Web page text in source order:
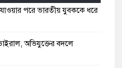
যাওয়ার পরে ভারতীয় যুবককে ধরে
অভিযুক্তের বদলে